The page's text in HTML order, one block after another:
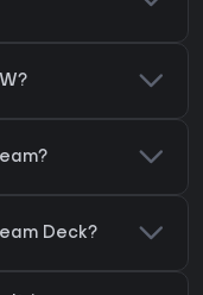
Deck?